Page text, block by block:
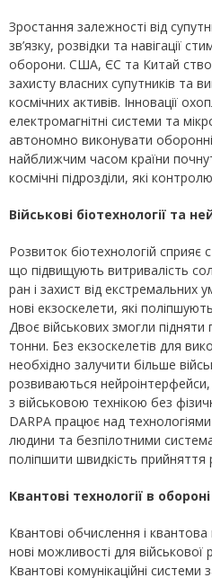
Зростання залежності від
зв’язку, розвідки та навігації
оборони. США, ЄС та Китай
захисту власних супутників та
космічних активів. Інновації
електромагнітні системи та
автономно виконувати
найближчим часом країни
космічні підрозділи, які
Військові біотехнології та
Розвиток біотехнологій сприяє
що підвищують витривалість
ран і захист від
нові екзоскелети, які
Двоє військових змогли
тонни. Без екзоскелетів для
необхідно залучити більше
розвиваються
з військовою технікою без
DARPA працює над
людини та безпілотними
поліпшити швидкість
Квантові технології в обороні
Квантові обчислення і
нові можливості для військової
Квантові комунікаційні